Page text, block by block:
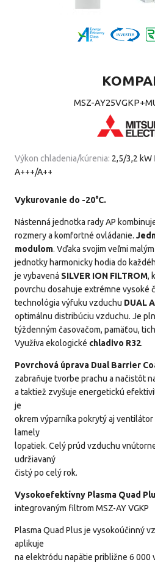
MSZ-
Výkon chladenia/kúrenia: 2,5/3,2 kW
A+++/A++
Vykurovanie do -20°C.
Nástenná jednotka rady AP
rozmery a komfortné ovládanie.
modulom. Vďaka svojim veľmi
jednotky harmonicky hodia do
je vybavená SILVER ION FILTROM,
povrchu dosahuje extrémne vysoké
technológia výfuku vzduchu DUAL
optimálnu distribúciu vzduchu. Je
týždenným časovačom, pamäťou,
Využíva ekologické chladivo R32.
Povrchová úprava Dual Barrier
zabraňuje tvorbe prachu a načistôt
a taktiež zvyšuje energetickú
je
okrem výparníka pokrytý aj
lamely
lopatiek. Celý prúd vzduchu
udržiavaný
čistý po celý rok.
Vysokoefektívny Plasma Quad
integrovaným filtrom MSZ-AY VGKP
Plasma Quad Plus je vysokoúčinný
aplikuje
na elektródu napätie približne 6 000